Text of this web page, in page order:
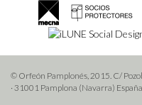
© Orfeón Pamplonés, 2015. C/
· 31001 Pamplona (Navarra) España